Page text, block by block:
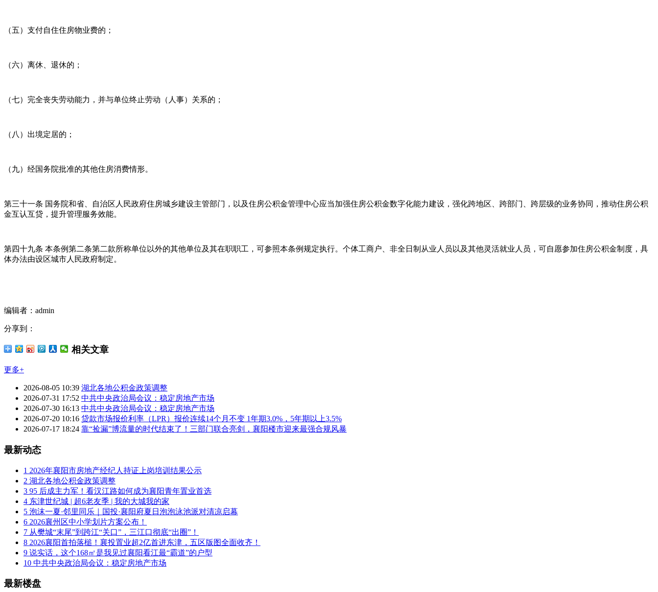
（五）支付自住住房物业费的；
（六）离休、退休的；
（七）完全丧失劳动能力，并与单位终止劳动（人事）关系的；
（八）出境定居的；
（九）经国务院批准的其他住房消费情形。
第三十一条 国务院和省、自治区人民政府住房城乡建设主管部门，以及住房公积金管理中心应当加强住房公积金数字化能力建设，强化跨地区、跨部门、跨层级的业务协同，推动住房公积
金互认互贷，提升管理服务效能。
第四十九条 本条例第二条第二款所称单位以外的其他单位及其在职职工，可参照本条例规定执行。个体工商户、非全日制从业人员以及其他灵活就业人员，可自愿参加住房公积金制度，具
体办法由设区城市人民政府制定。
编辑者：admin
分享到：
相关文章
更多+
2026-08-05 10:39 湖北各地公积金政策调整
2026-07-31 17:52 中共中央政治局会议：稳定房地产市场
2026-07-30 16:13 中共中央政治局会议：稳定房地产市场
2026-07-20 10:16 贷款市场报价利率（LPR）报价连续14个月不变 1年期3.0%，5年期以上3.5%
2026-07-17 18:24 靠“捡漏”博流量的时代结束了！三部门联合亮剑，襄阳楼市迎来最强合规风暴
最新动态
1 2026年襄阳市房地产经纪人持证上岗培训结果公示
2 湖北各地公积金政策调整
3 95 后成主力军！看汉江路如何成为襄阳青年置业首选
4 东津世纪城 | 超6老友季 | 我的大城我的家
5 泡沫一夏·邻里同乐｜国投·襄阳府夏日泡泡泳池派对清凉启幕
6 2026襄州区中小学划片方案公布！
7 从樊城“末尾”到跨江“关口”，三江口彻底“出圈”！
8 2026襄阳首拍落槌！襄投置业超2亿首进东津，五区版图全面收齐！
9 说实话，这个168㎡是我见过襄阳看江最“霸道”的户型
10 中共中央政治局会议：稳定房地产市场
最新楼盘